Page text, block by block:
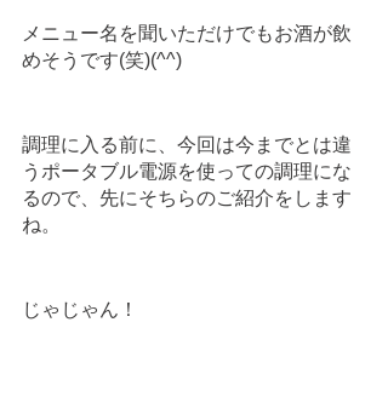
メニュー名を聞いただけでもお酒が飲
めそうです(笑)(^^)
調理に入る前に、今回は今までとは違
うポータブル電源を使っての調理にな
るので、先にそちらのご紹介をします
ね。
じゃじゃん！